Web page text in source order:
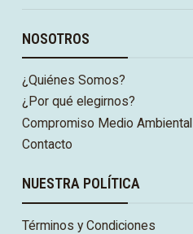
NOSOTROS
¿Quiénes Somos?
¿Por qué elegirnos?
Compromiso Medio Ambiental
Contacto
NUESTRA POLÍTICA
Términos y Condiciones